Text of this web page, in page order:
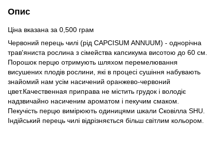
Опис
Ціна вказана за 0,500 грам
Червоний перець чилі (рід CAPCISUM ANNUUM) - однорічна
трав'яниста рослина з сімейства капсикума висотою до 60 см.
Порошок перцю отримують шляхом перемелювання
висушених плодів рослини, які в процесі сушіння набувають
знайомий нам усім насичений оранжево-червоний
цвет.Качественная приправа не містить грудок і володіє
надзвичайно насиченим ароматом і пекучим смаком.
Пекучість перцю вимірюють одиницями шкали Сковілла SHU.
Індійський перець чилі відрізняється більш світлим кольором.